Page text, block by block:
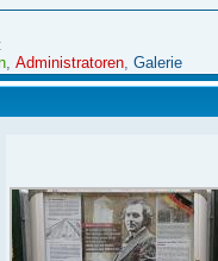
Administratoren Galerie